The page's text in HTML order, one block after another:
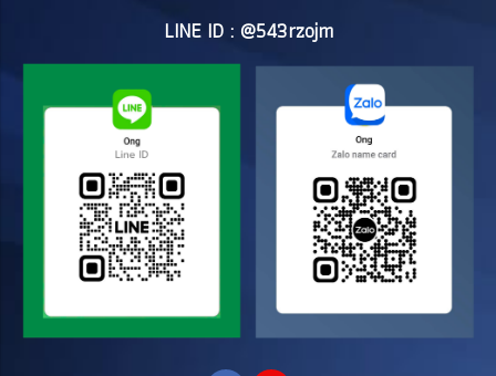
LINE ID : @543rzojm